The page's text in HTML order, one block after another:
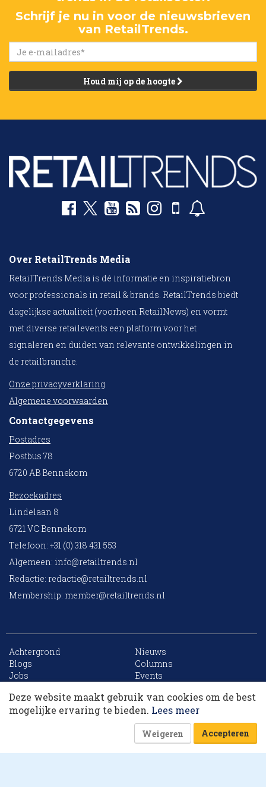
Schrijf je nu in voor de nieuwsbrieven
van RetailTrends.
Houd mij op de hoogte
Over RetailTrends Media
RetailTrends Media is dé informatie en inspiratiebron
voor professionals in retail & brands. RetailTrends biedt
dagelijkse actualiteit (voorheen RetailNews) en vormt
met diverse retailevents een platform voor het
signaleren en duiden van relevante ontwikkelingen in
de retailbranche.
Onze privacyverklaring
Algemene voorwaarden
Contactgegevens
Postadres
Postbus 78
6720 AB Bennekom
Bezoekadres
Lindelaan 8
6721 VC Bennekom
Telefoon: +31 (0) 318 431 553
Algemeen: info@retailtrends.nl
Redactie: redactie@retailtrends.nl
Membership: member@retailtrends.nl
Achtergrond
Nieuws
Blogs
Columns
Jobs
Events
Archief
Sitemap
Website is powered by
Deze website maakt gebruik van cookies om de best
mogelijke ervaring te bieden. Lees meer
Weigeren Accepteren
10 collega’s
Korting op events